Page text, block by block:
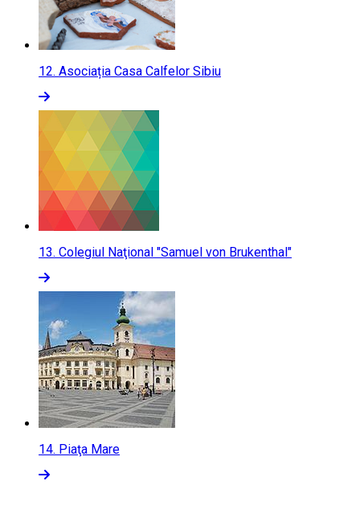
12. Asociația Casa Calfelor Sibiu
13. Colegiul Naţional "Samuel von Brukenthal"
14. Piaţa Mare